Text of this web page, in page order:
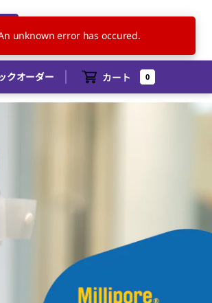
JA
クオーダー カート 0
unknown error has occured.